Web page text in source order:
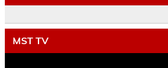
MST TV